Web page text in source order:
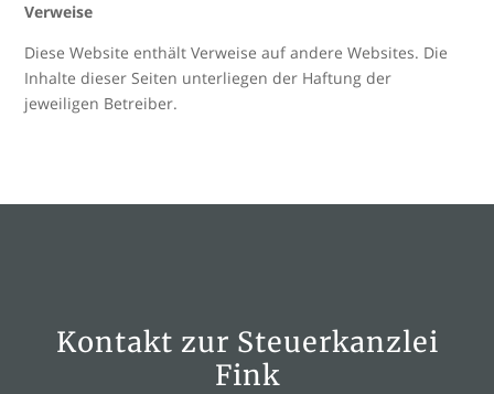
Verweise
Diese Website enthält Verweise auf andere Websites. Die
Inhalte dieser Seiten unterliegen der Haftung der
jeweiligen Betreiber.
Kontakt zur Steuerkanzlei
Fink